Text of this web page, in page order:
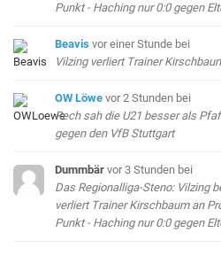
Punkt - Haching nur 0:0 gegen
Beavis vor einer Stunde bei
Vilzing verliert Trainer
OW Löwe vor 2 Stunden bei
Rech sah die U21 besser als
gegen den VfB Stuttgart
Dummbär vor 3 Stunden bei
Das Regionalliga-Steno: Vilzing
verliert Trainer Kirschbaum an
Punkt - Haching nur 0:0 gegen